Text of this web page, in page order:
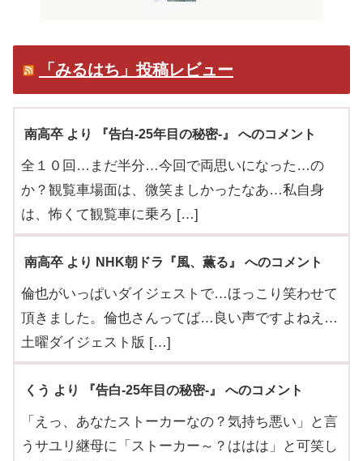
「みるはち」投稿レビュー
南高卒 より 『告白-25年目の秘密-』 へのコメント
全１０回…まだ半分…今回で両思いになった…の
か？観覧車場面は、微笑ましかったなあ…私自身
は、怖くて観覧車に乗ろ […]
南高卒 より NHK朝ドラ『風、薫る』 へのコメント
倫也がいっぱいダイジェストで…ほっこり笑わせて
頂きました。倫也さんってば…良い声ですよねえ…
土曜ダイジェスト版 […]
くう より 『告白-25年目の秘密-』 へのコメント
「えっ、あなたストーカーなの？気持ち悪い」と言
うサユリ継母に「ストーカー～？ははは」と可笑し